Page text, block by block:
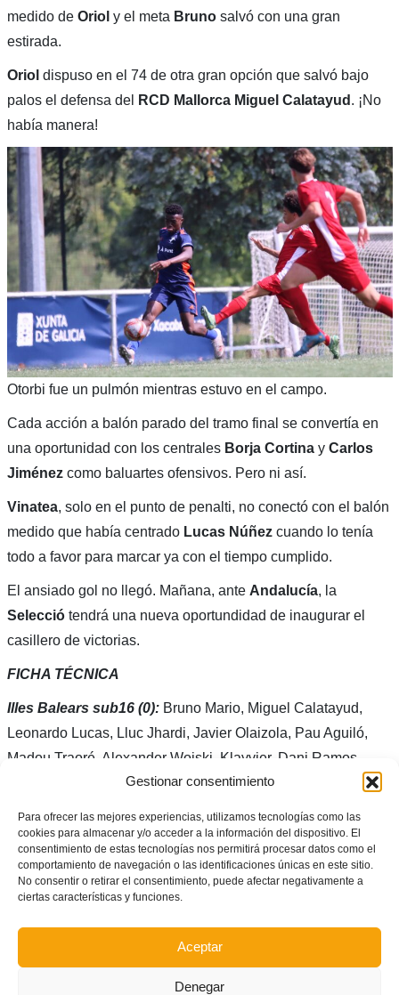
Gestionar consentimiento
Para ofrecer las mejores experiencias, utilizamos tecnologías como las
cookies para almacenar y/o acceder a la información del dispositivo. El
consentimiento de estas tecnologías nos permitirá procesar datos como el
comportamiento de navegación o las identificaciones únicas en este sitio.
No consentir o retirar el consentimiento, puede afectar negativamente a
ciertas características y funciones.
Aceptar
Denegar
medido de Oriol y el meta Brunosalvó con una gran
estirada.
Oriol dispuso en el 74 de otra gran opción que salvó bajo
palos el defensa del
RCD Mallorca Miguel Calatayud . ¡No
había manera!
Otorbi fue un pulmón mientras estuvo en el campo.
Cada acción a balón parado del tramo final se convertía en
una oportunidad con los centrales Borja Cortinay Carlos
Jiménezcomo baluartes ofensivos. Pero ni así.
Vinatea, solo en el punto de penalti, no conectó con el balón
medido que había centradoLucas Núñezcuando lo tenía
todo a favor para marcar ya con el tiempo cumplido.
El ansiado gol no llegó. Mañana, ante Andalucía, la
Selecciótendrá una nueva oportundidad de inaugurar el
casillero de victorias.
FICHA TÉCNICA
Illes Balears sub16 (0):Bruno Mario, Miguel Calatayud,
Leonardo Lucas, Lluc Jhardi, Javier Olaizola, Pau Aguiló,
Madou Traoré, Alexander Woiski, Klayvier, Dani Ramos,
También jugaron: Nicolás Barattucci, Miquel Gelabert, Nil
Febrer, Joan Josep Fuster, Fausto Siviero y José Antonio
Ramón.
Selecció masculina sub16 (0):
Martínez (Panach, m.41), Borja Cortina, Carlos Jiménez,
Viso, Gonzalo Pastor (Oriol Marty, m.50), Otorbi (Jawo, m.58),